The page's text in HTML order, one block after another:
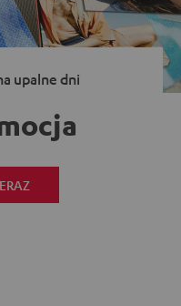
upalne dni